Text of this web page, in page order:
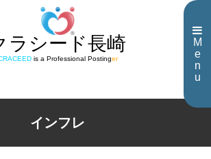
M
e
n
u
ラシード長崎
is a Professional Postinger
インフレ